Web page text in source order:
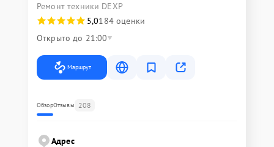
Ремонт техники DEXP
5,0184 оценки
Открыто до 21:00
Маршрут
ОбзорОтзывы 208
Адрес